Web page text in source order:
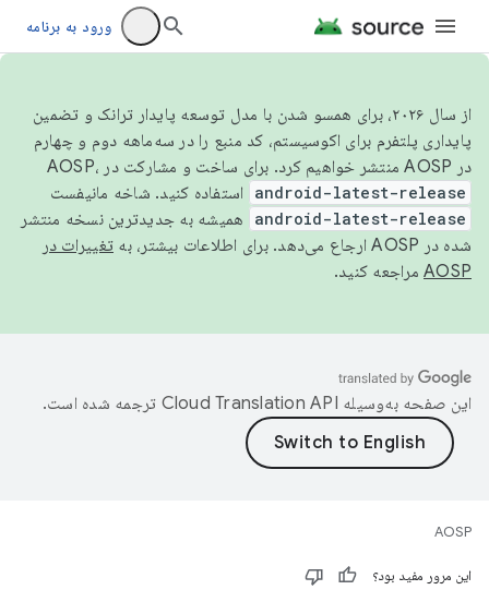
ورود به برنامه
از سال ۲۰۲۶، برای همسو شدن با مدل توسعه پایدار ترانک و تضمین
پایداری پلتفرم برای اکوسیستم، کد منبع را در سه‌ماهه دوم و چهارم
در AOSP منتشر خواهیم کرد. برای ساخت و مشارکت در AOSP،
android-latest-release استفاده کنید. شاخه مانیفست
android-latest-release
همیشه به جدیدترین نسخه منتشر
شده در AOSP ارجاع می‌دهد. برای اطلاعات بیشتر، به
تغییرات در
AOSP مراجعه کنید.
این صفحه به‌وسیله ترجمه شده است.
AOSP
این مرور مفید بود؟